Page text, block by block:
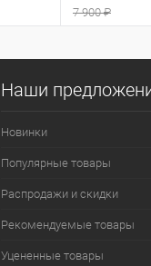
7 900 ₽
Наши
Новинки
Популярные товары
Распродажи и скидки
Рекомендуемые товары
Уцененные товары